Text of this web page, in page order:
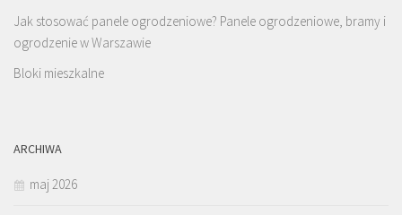
Jak stosować panele ogrodzeniowe? Panele ogrodzeniowe, bramy i
ogrodzenie w Warszawie
Bloki mieszkalne
ARCHIWA
maj 2026